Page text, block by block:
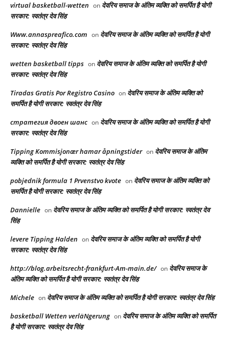
virtual basketball-wetten on देवरिय समाज के अंतिम व्यक्ति को समर्पित है योगी
सरकार: स्वतंत्र देव सिंह
Www.annaspreafico.com on देवरिय समाज के अंतिम व्यक्ति को समर्पित है योगी
सरकार: स्वतंत्र देव सिंह
wetten basketball tipps on देवरिय समाज के अंतिम व्यक्ति को समर्पित है योगी
सरकार: स्वतंत्र देव सिंह
Tiradas Gratis Por Registro Casino on देवरिय समाज के अंतिम व्यक्ति को
समर्पित है योगी सरकार: स्वतंत्र देव सिंह
стратегия двоен шанс on देवरिय समाज के अंतिम व्यक्ति को समर्पित है योगी
सरकार: स्वतंत्र देव सिंह
Tipping Kommisjonær hamar åpningstider on देवरिय समाज के अंतिम
व्यक्ति को समर्पित है योगी सरकार: स्वतंत्र देव सिंह
pobjednik formula 1 Prvenstvo kvote on देवरिय समाज के अंतिम व्यक्ति को
समर्पित है योगी सरकार: स्वतंत्र देव सिंह
Dannielle on देवरिय समाज के अंतिम व्यक्ति को समर्पित है योगी सरकार: स्वतंत्र देव
सिंह
levere Tipping Halden on देवरिय समाज के अंतिम व्यक्ति को समर्पित है योगी
सरकार: स्वतंत्र देव सिंह
http://blog.arbeitsrecht-frankfurt-Am-main.de/ on देवरिय समाज के
अंतिम व्यक्ति को समर्पित है योगी सरकार: स्वतंत्र देव सिंह
Michele on देवरिय समाज के अंतिम व्यक्ति को समर्पित है योगी सरकार: स्वतंत्र देव सिंह
basketball Wetten verläNgerung on देवरिय समाज के अंतिम व्यक्ति को समर्पित
है योगी सरकार: स्वतंत्र देव सिंह